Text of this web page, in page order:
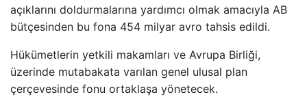
açıklarını doldurmalarına yardımcı olmak amacıyla AB
bütçesinden bu fona 454 milyar avro tahsis edildi.
Hükümetlerin yetkili makamları ve Avrupa Birliği,
üzerinde mutabakata varılan genel ulusal plan
çerçevesinde fonu ortaklaşa yönetecek.